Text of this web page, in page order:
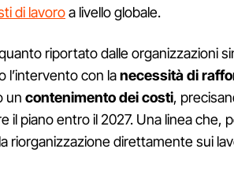
di lavoroa livello globale.
riportato dalle organizzazioni
l’intervento con lanecessità di
un contenimento dei costi,
il piano entro il 2027. Una linea che,
riorganizzazione direttamente sui